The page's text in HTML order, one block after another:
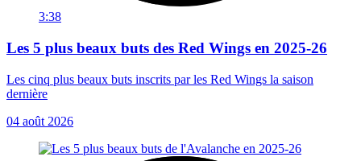
3:38
Les 5 plus beaux buts des Red Wings en 2025-26
Les cinq plus beaux buts inscrits par les Red Wings la saison
dernière
04 août 2026